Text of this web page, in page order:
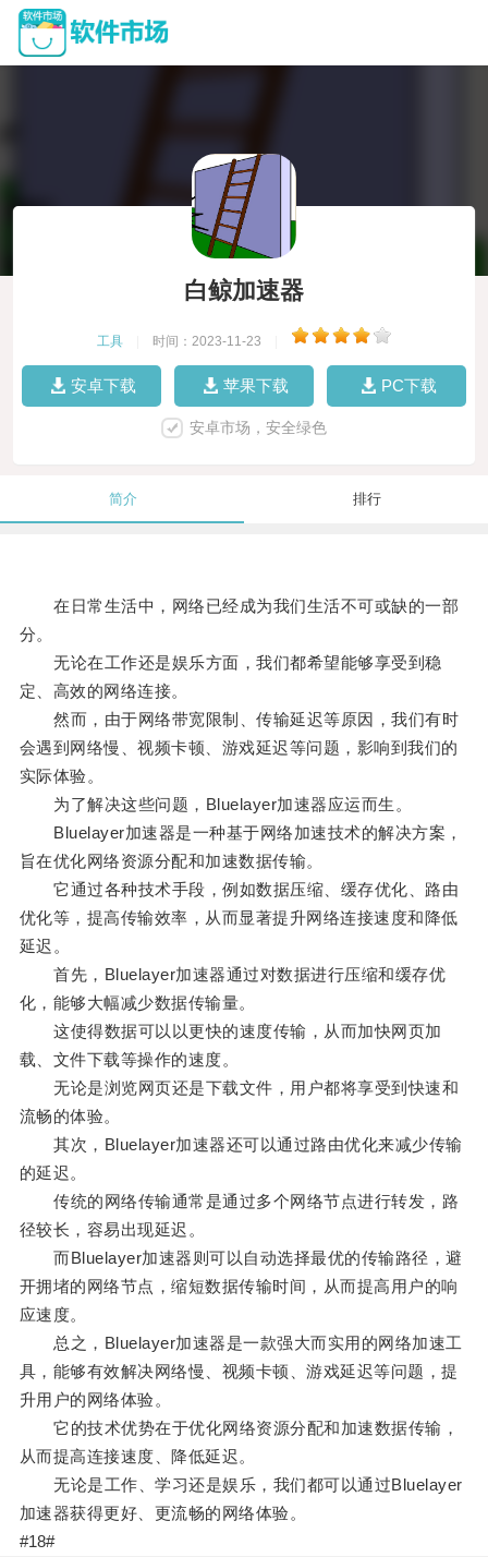
白鲸加速器
工具 时间：2023-11-23
安卓下载 苹果下载 PC下载
安卓市场，安全绿色
简介 排行
在日常生活中，网络已经成为我们生活不可或缺的一部
分。
无论在工作还是娱乐方面，我们都希望能够享受到稳
定、高效的网络连接。
然而，由于网络带宽限制、传输延迟等原因，我们有时
会遇到网络慢、视频卡顿、游戏延迟等问题，影响到我们的
实际体验。
为了解决这些问题，Bluelayer加速器应运而生。
Bluelayer加速器是一种基于网络加速技术的解决方案，
旨在优化网络资源分配和加速数据传输。
它通过各种技术手段，例如数据压缩、缓存优化、路由
优化等，提高传输效率，从而显著提升网络连接速度和降低
延迟。
首先，Bluelayer加速器通过对数据进行压缩和缓存优
化，能够大幅减少数据传输量。
这使得数据可以以更快的速度传输，从而加快网页加
载、文件下载等操作的速度。
无论是浏览网页还是下载文件，用户都将享受到快速和
流畅的体验。
其次，Bluelayer加速器还可以通过路由优化来减少传输
的延迟。
传统的网络传输通常是通过多个网络节点进行转发，路
径较长，容易出现延迟。
而Bluelayer加速器则可以自动选择最优的传输路径，避
开拥堵的网络节点，缩短数据传输时间，从而提高用户的响
应速度。
总之，Bluelayer加速器是一款强大而实用的网络加速工
具，能够有效解决网络慢、视频卡顿、游戏延迟等问题，提
升用户的网络体验。
它的技术优势在于优化网络资源分配和加速数据传输，
从而提高连接速度、降低延迟。
无论是工作、学习还是娱乐，我们都可以通过Bluelayer
加速器获得更好、更流畅的网络体验。
#18#